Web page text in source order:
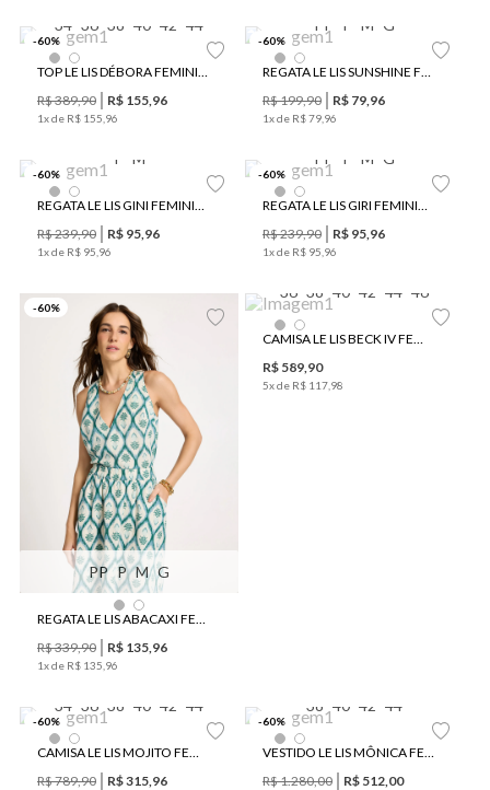
Últimas Peças
-60%
34 36 38 40 42 44
TOP LE LIS DÉBORA FEMININO
R$389,90 R$ 155,96
1x de R$ 155 96
-60%
PP P M G
REGATA LE LIS SUNSHINE FEMININA
R$199,90 R$ 79,96
1x de R$79 96
-60%
P M
REGATA LE LIS GINI FEMININA
R$239,90 R$ 95,96
1x de R$ 95 96
-60%
PP P M G
REGATA LE LIS GIRI FEMININA
R$239,90 R$ 95,96
1x de R$ 95 96
-60%
PP P M G
REGATA LE LIS ABACAXI FEMININA
R$339,90 R$ 135 96
1x de R$ 135 96
36 38 40 42 44 46
CAMISA LE LIS BECK IV FEMININA
R$ 589,90
5x de R$ 117 98
-60%
34 36 38 40 42 44
CAMISA LE LIS MOJITO FEMININA
R$789,90 R$315 96
-60%
38 40 42 44
VESTIDO LE LIS MÔNICA FEMININO
R$1.280,00 R$ 512 00